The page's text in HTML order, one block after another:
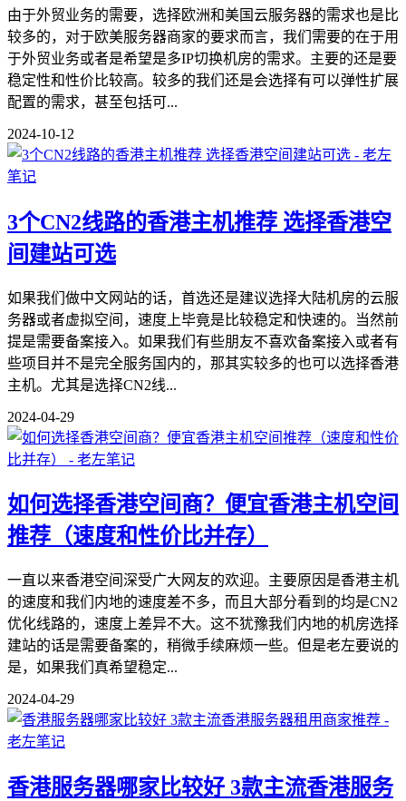
由于外贸业务的需要，选择欧洲和美国云服务器的需求也是比
较多的，对于欧美服务器商家的要求而言，我们需要的在于用
于外贸业务或者是希望是多IP切换机房的需求。主要的还是要
稳定性和性价比较高。较多的我们还是会选择有可以弹性扩展
配置的需求，甚至包括可...
2024-10-12
3个CN2线路的香港主机推荐 选择香港空
间建站可选
如果我们做中文网站的话，首选还是建议选择大陆机房的云服
务器或者虚拟空间，速度上毕竟是比较稳定和快速的。当然前
提是需要备案接入。如果我们有些朋友不喜欢备案接入或者有
些项目并不是完全服务国内的，那其实较多的也可以选择香港
主机。尤其是选择CN2线...
2024-04-29
如何选择香港空间商？便宜香港主机空间
推荐（速度和性价比并存）
一直以来香港空间深受广大网友的欢迎。主要原因是香港主机
的速度和我们内地的速度差不多，而且大部分看到的均是CN2
优化线路的，速度上差异不大。这不犹豫我们内地的机房选择
建站的话是需要备案的，稍微手续麻烦一些。但是老左要说的
是，如果我们真希望稳定...
2024-04-29
香港服务器哪家比较好 3款主流香港服务